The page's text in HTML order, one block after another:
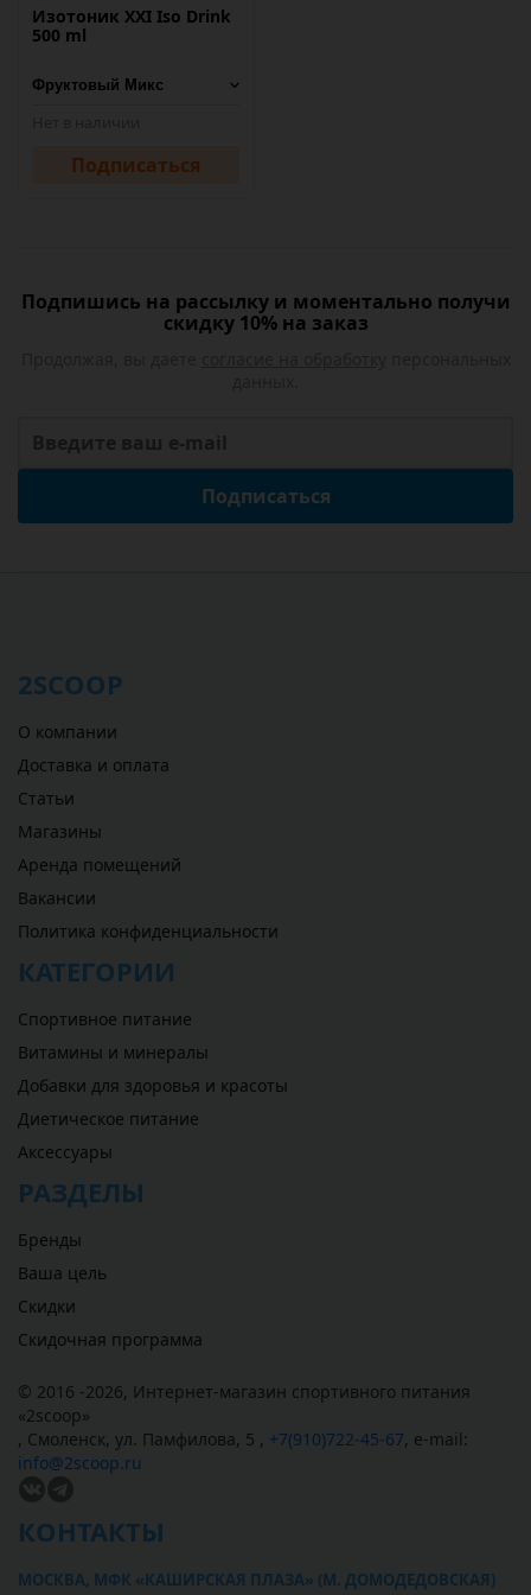
Изотоник XXI Iso Drink
500 ml
Подписаться
Подпишись на рассылку и моментально получи
скидку 10% на заказ
Подписаться
2SCOOP
О компании
Доставка и оплата
Статьи
Магазины
Аренда помещений
Вакансии
Политика конфиденциальности
КАТЕГОРИИ
Спортивное питание
Витамины и минералы
Добавки для здоровья и красоты
Диетическое питание
Аксессуары
РАЗДЕЛЫ
Бренды
Ваша цель
Скидки
Скидочная программа
© 2016 -2026, Интернет-магазин спортивного питания
«2scoop»
, Смоленск, ул. Памфилова, 5 , +7(910)722-45-67, e-mail:
info@2scoop.ru
КОНТАКТЫ
МОСКВА, МФК «КАШИРСКАЯ ПЛАЗА» (М. ДОМОДЕДОВСКАЯ)